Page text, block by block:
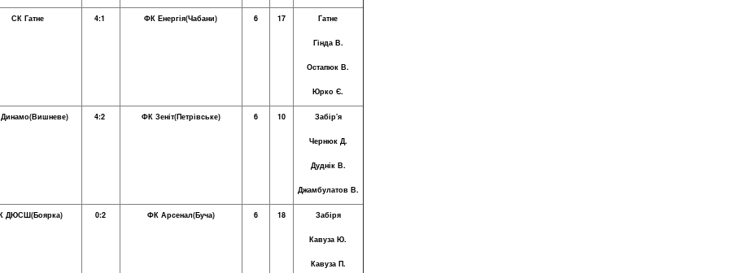
СК Гатне 4:1 ФК Енергія(Чабани) 6 17 Гатне
Гінда В.
Остапюк В.
Юрко Є.
4:2 ФК Зеніт(Петрівське) 6 10 Забір'я
Чернюк Д.
Дуднік В.
Джамбулатов В.
ДЮСШ(Боярка) 0:2 ФК Арсенал(Буча) 6 18 Забіря
Кавуза Ю.
Кавуза П.